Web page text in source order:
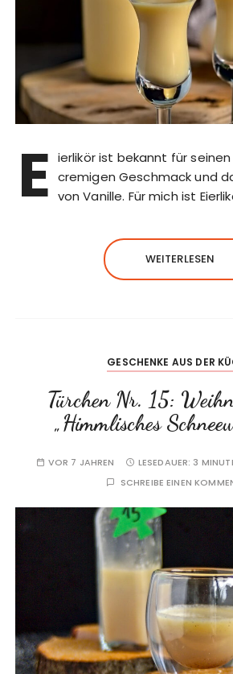
E ierlikör ist bekannt für
cremigen Geschmack und
von Vanille. Für mich ist
WEITERLESEN
GESCHENKE AUS DER
Türchen Nr. 15:
„Himmlisches
VOR 7 JAHREN LESEDAUER: 3
SCHREIBE EINEN